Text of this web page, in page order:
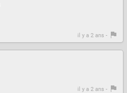
il y a 2 ans -
il y a 2 ans -